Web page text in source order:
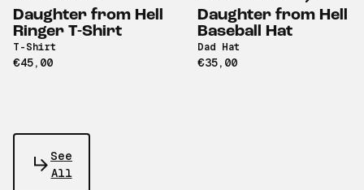
Daughter from Hell
Ringer T-Shirt
T-Shirt
€45,00
Daughter from Hell
Baseball Hat
Dad Hat
€35,00
See
All